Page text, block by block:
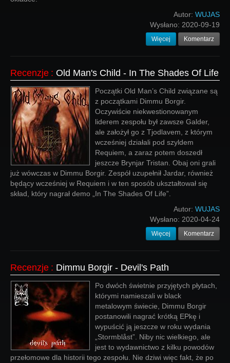
Autor: WUJAS
Wysłano: 2020-09-19
Więcej Komentarz
Recenzje : Old Man's Child - In The Shades Of Life
Początki Old Man’s Child związane są
z początkami Dimmu Borgir.
Oczywiście niekwestionowanym
liderem zespołu był zawsze Galder,
ale założył go z Tjodlavem, z którym
wcześniej działali pod szyldem
Requiem, a zaraz potem doszedł
jeszcze Brynjar Tristan. Obaj oni grali
już wówczas w Dimmu Borgir. Zespół uzupełnił Jardar, również
będący wcześniej w Requiem i w ten sposób ukształtował się
skład, który nagrał demo „In The Shades Of Life”.
Autor: WUJAS
Wysłano: 2020-04-24
Więcej Komentarz
Recenzje : Dimmu Borgir - Devil's Path
Po dwóch świetnie przyjętych płytach,
którymi namieszali w black
metalowym świecie, Dimmu Borgir
postanowili nagrać krótką EPkę i
wypuścić ją jeszcze w roku wydania
„Stormblåst”. Niby nic wielkiego, ale
jest to wydawnictwo z kilku powodów
przełomowe dla historii tego zespołu. Nie dziwi więc fakt, że po